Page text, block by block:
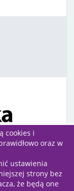
cookies i
oraz w
ustawienia
strony bez
że będą one